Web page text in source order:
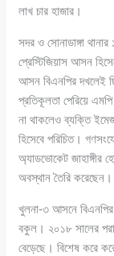
লাখ চার হাজার।
সদর ও সোনাডাঙ্গা
প্রেস্টিজিয়াস আসন
আসন বিএনপির দখলেই
প্রতিকূলতা পেরিয়ে
না থাকলেও ব্যক্তি
হিসেবে পরিচিত।
অ্যাডভোকেট জাহাঙ্গীর
অবস্থান তৈরি
খুলনা-৩ আসনে বিএনপির
বকুল। ২০১৮ সালের
বেড়েছে। বিশেষ করে